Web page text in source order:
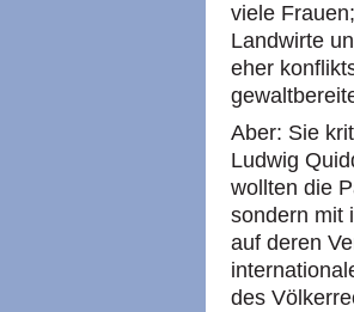
viele
Landwirte
eher
Aber: Sie
Ludwig
wollten die
sondern mit
auf deren
des